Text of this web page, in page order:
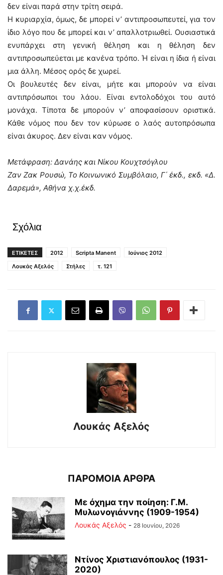
δεν είναι παρά στην τρίτη σειρά.
Η κυριαρχία, όμως, δε μπορεί ν’ αντιπροσωπευτεί, για τον
ίδιο λόγο που δε μπορεί και ν’ απαλλοτριωθεί. Ουσιαστικά
ενυπάρχει στη γενική θέληση και η θέληση δεν
αντιπροσωπεύεται με κανένα τρόπο. Ή είναι η ίδια ή είναι
μια άλλη. Μέσος ορός δε χωρεί.
Οι βουλευτές δεν είναι, μήτε και μπορούν να είναι
αντιπρόσωποι του λάου. Είναι εντολοδόχοι του αυτό
μονάχα. Τίποτα δε μπορούν ν’ αποφασίσουν οριστικά.
Κάθε νόμος που δεν τον κύρωσε ο λαός αυτοπρόσωπα
είναι άκυρος. Δεν είναι καν νόμος.
Μετάφραση: Δανάης και Νίκου Κουχτσόγλου
Ζαν Ζακ Ρουσώ, Το Κοινωνικό Συμβόλαιο, Γ΄ έκδ., εκδ. «Δ.
Δαρεμά», Αθήνα χ.χ.έκδ.
Σχόλια
ΕΤΙΚΕΤΕΣ 2012 Scripta Manent
Ιούνιος 2012
Λουκάς Αξελός
Στήλες τ. 121
Λουκάς Αξελός
ΠΑΡΟΜΟΙΑ ΑΡΘΡΑ
Με όχημα την ποίηση: Γ.Μ.
Μυλωνογιάννης (1909-1954)
Λουκάς Αξελός - 28 Ιουνίου, 2026
Ντίνος Χριστιανόπουλος (1931-
2020)